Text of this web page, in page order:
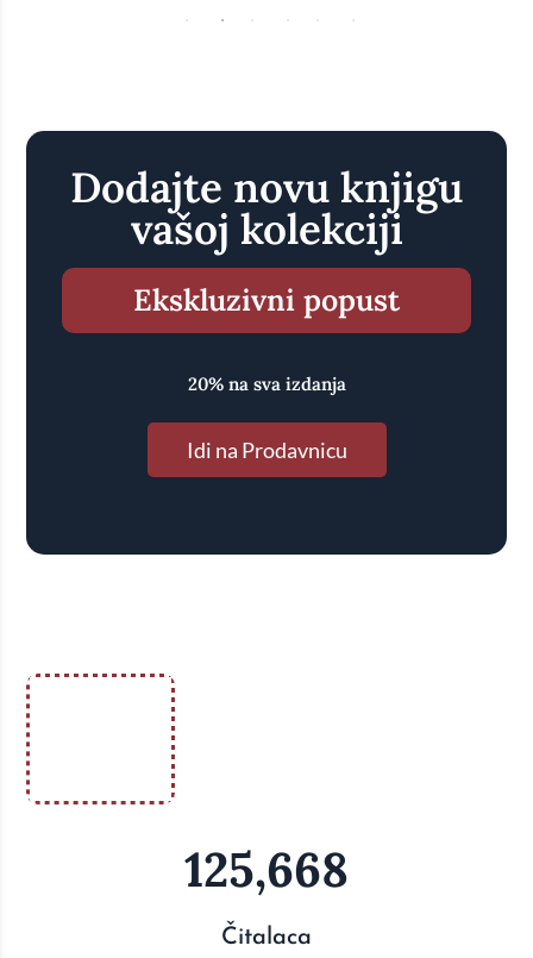
Dodajte novu knjigu
vašoj kolekciji
Ekskluzivni popust
20% na sva izdanja
Idi na Prodavnicu
125,668
Čitalaca